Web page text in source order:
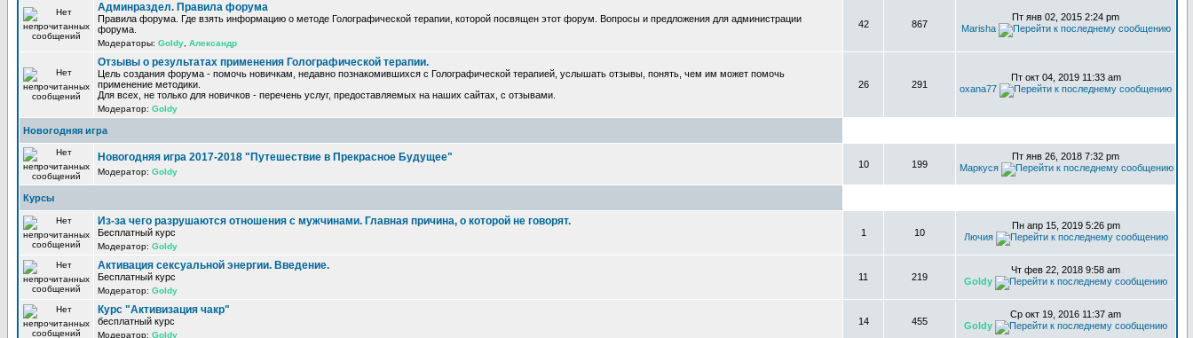
Админраздел. Правила форума
Правила форума. Где взять информацию о методе Голографической терапии, которой посвящен этот форум. Вопросы и предложения для администрации
форума.
Модераторы: Goldy Александр
42 867
Пт янв 02, 2015 2:24 pm
Marisha
Отзывы о результатах применения Голографической терапии.
Цель создания форума - помочь новичкам, недавно познакомившихся с Голографической терапией, услышать отзывы, понять, чем им может помочь
применение методики.
Для всех, не только для новичков - перечень услуг, предоставляемых на наших сайтах, с отзывами.
Модератор: Goldy
26 291
Пт окт 04, 2019 11:33 am
oxana77
Новогодняя игра
Новогодняя игра 2017-2018 "Путешествие в Прекрасное Будущее"
Модератор: Goldy
10 199
Пт янв 26, 2018 7:32 pm
Маркуся
Курсы
Из-за чего разрушаются отношения с мужчинами. Главная причина, о которой не говорят.
Бесплатный курс
Модератор: Goldy
1 10
Пн апр 15, 2019 5:26 pm
Лючия
Активация сексуальной энергии. Введение.
Бесплатный курс
Модератор: Goldy
11 219
Чт фев 22, 2018 9:58 am
Goldy
Курс "Активизация чакр"
бесплатный курс
Модератор: Goldy
14 455
Ср окт 19, 2016 11:37 am
Goldy